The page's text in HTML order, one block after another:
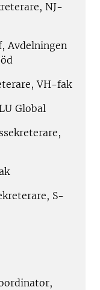
NJ-
Avdelningen
VH-fak
Global
S-